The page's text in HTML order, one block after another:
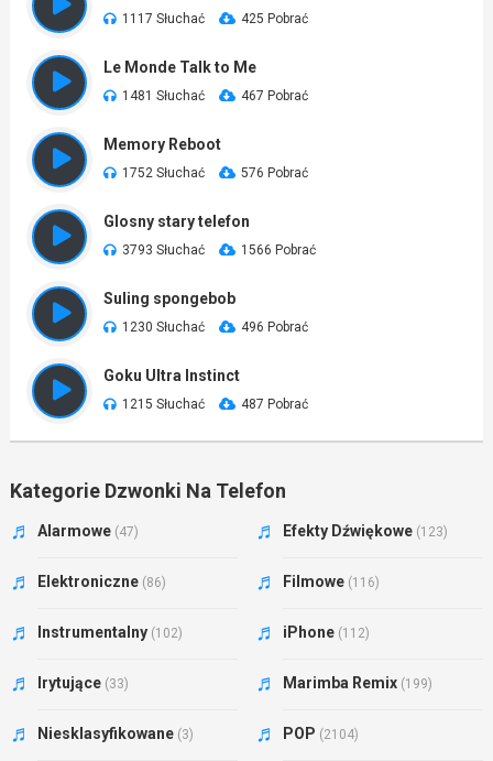
1117 Słuchać 425 Pobrać
Le Monde Talk to Me
1481 Słuchać 467 Pobrać
Memory Reboot
1752 Słuchać 576 Pobrać
Glosny stary telefon
3793 Słuchać 1566 Pobrać
Suling spongebob
1230 Słuchać 496 Pobrać
Goku Ultra Instinct
1215 Słuchać 487 Pobrać
Kategorie Dzwonki Na Telefon
Alarmowe (47) Efekty Dźwiękowe (123)
Elektroniczne (86) Filmowe (116)
Instrumentalny (102) iPhone (112)
Irytujące (33) Marimba Remix (199)
Niesklasyfikowane (3) POP (2104)